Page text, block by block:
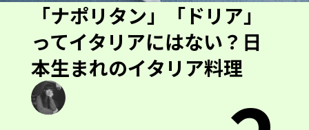
「ナポリタン」「ドリア」
ってイタリアにはない？日
本生まれのイタリア料理